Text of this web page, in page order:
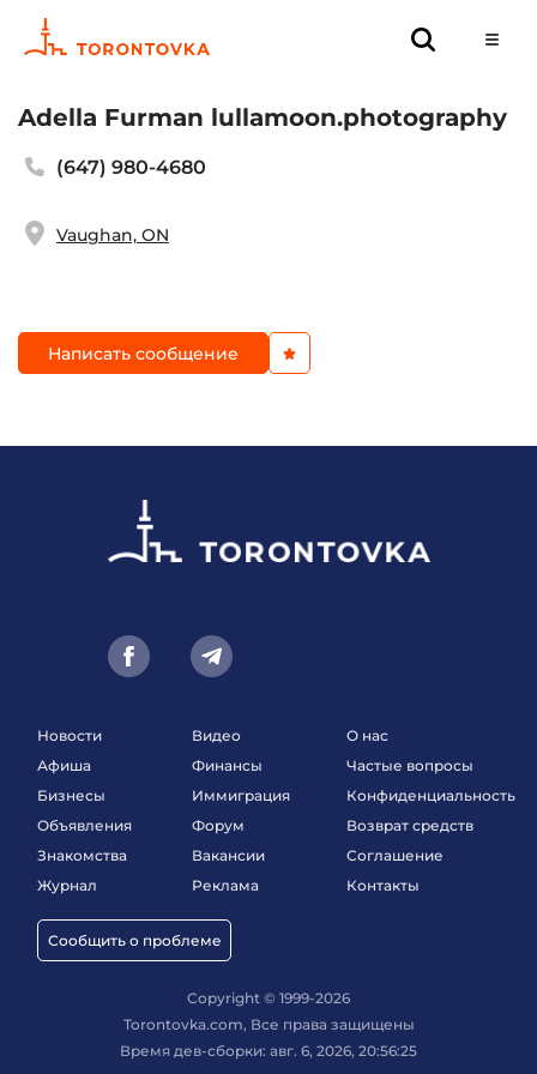
Adella Furman lullamoon.photography
(647) 980-4680
Vaughan, ON
Написать сообщение
Новости
Афиша
Бизнесы
Объявления
Знакомства
Журнал
Сообщить о проблеме
Видео
Финансы
Иммиграция
Форум
Вакансии
Реклама
О нас
Частые вопросы
Конфиденциальность
Возврат средств
Соглашение
Контакты
Copyright © 1999-2026
Torontovka.com, Все права защищены
Время дев-сборки: авг. 6, 2026, 20:56:25